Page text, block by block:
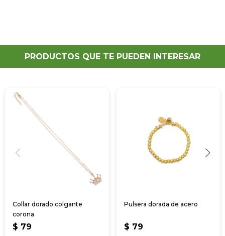
PRODUCTOS QUE TE PUEDEN INTERESAR
Collar dorado colgante
corona
$ 79
Pulsera dorada de acero
$ 79